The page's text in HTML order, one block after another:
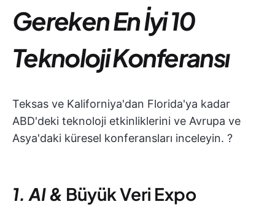
Gereken En İyi 10
Teknoloji Konferansı
Teksas ve Kaliforniya'dan Florida'ya kadar
ABD'deki teknoloji etkinliklerini ve Avrupa ve
Asya'daki küresel konferansları inceleyin. ?
1. AI & Büyük Veri Expo